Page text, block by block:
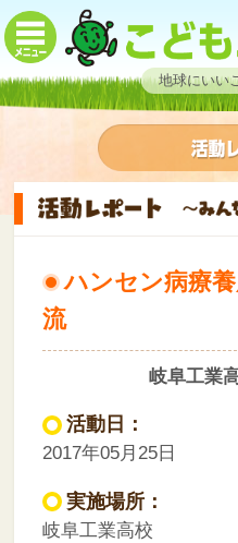
地球にいい
ハンセン病療
流
岐阜工業
活動日：
2017年05月25日
実施場所：
岐阜工業高校